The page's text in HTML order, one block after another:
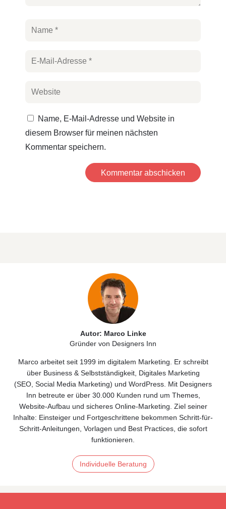
Name, E-Mail-Adresse und Website in
diesem Browser für meinen nächsten
Kommentar speichern.
Kommentar abschicken
Autor: Marco Linke
Gründer von Designers Inn
Marco arbeitet seit 1999 im digitalem Marketing. Er schreibt
über Business & Selbstständigkeit, Digitales Marketing
(SEO, Social Media Marketing) und WordPress. Mit Designers
Inn betreute er über 30.000 Kunden rund um Themes,
Website‑Aufbau und sicheres Online‑Marketing. Ziel seiner
Inhalte: Einsteiger und Fortgeschrittene bekommen Schritt-für-
Schritt-Anleitungen, Vorlagen und Best Practices, die sofort
funktionieren.
Individuelle Beratung